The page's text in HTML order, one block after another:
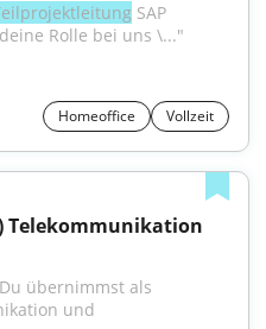
SAP
Rolle bei uns \..."
Homeoffice Vollzeit
Telekommunikation
und